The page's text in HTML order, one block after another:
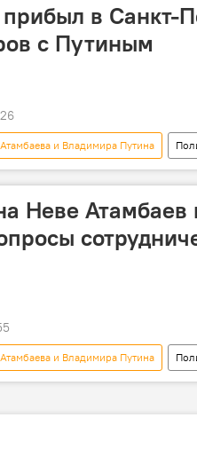
в Санкт-
с Путиным
и Владимира Путина
Владимир Путин
Неве Атамбаев
и Владимира Путина
Петербург Алмазбек